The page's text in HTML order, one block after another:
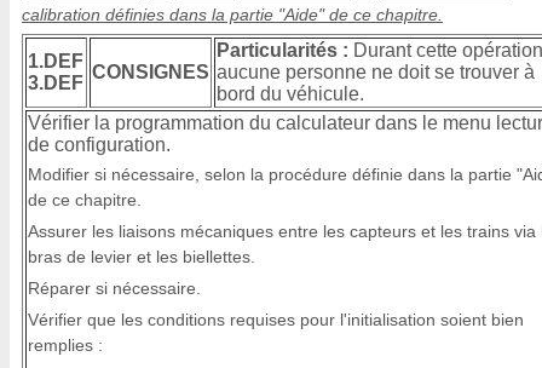
calibration définies dans la partie "Aide" de ce chapitre.
1.DEF
3.DEF
CONSIGNES
Particularités : Durant cette opération
aucune personne ne doit se trouver à
bord du véhicule.
Vérifier la programmation du calculateur dans le menu
de configuration.
Modifier si nécessaire, selon la procédure définie dans la partie
de ce chapitre.
Assurer les liaisons mécaniques entre les capteurs et les trains via
bras de levier et les biellettes.
Réparer si nécessaire.
Vérifier que les conditions requises pour l'initialisation soient bien
remplies :